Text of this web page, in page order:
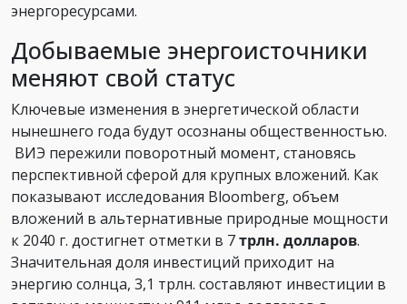
энергоресурсами.
Добываемые энергоисточники
меняют свой статус
Ключевые изменения в энергетической области
нынешнего года будут осознаны общественностью.
ВИЭ пережили поворотный момент, становясь
перспективной сферой для крупных вложений. Как
показывают исследования Bloomberg, объем
вложений в альтернативные природные мощности
к 2040 г. достигнет отметки в 7трлн. долларов.
Значительная доля инвестиций приходит на
энергию солнца, 3,1 трлн. составляют инвестиции в